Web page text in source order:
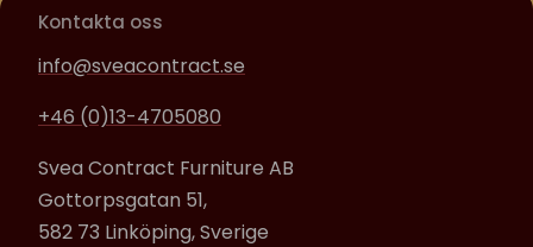
Kontakta oss
info@sveacontract.se
+46 (0)13-4705080
Svea Contract Furniture AB
Gottorpsgatan 51,
582 73 Linköping, Sverige